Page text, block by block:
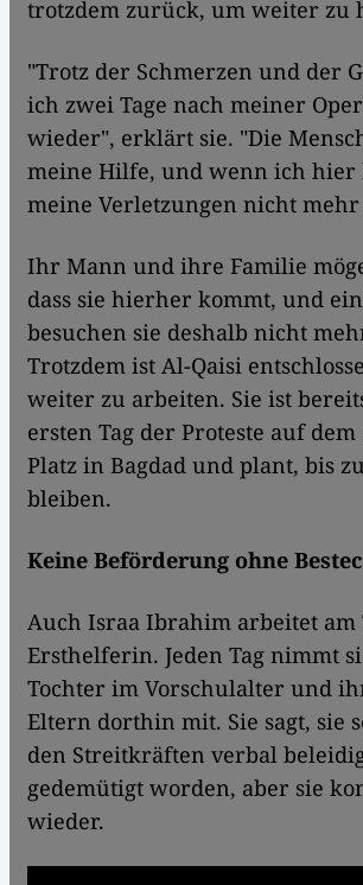
trotzdem zurück, um weiter zu
"Trotz der Schmerzen und der
ich zwei Tage nach meiner
wieder", erklärt sie. "Die
meine Hilfe, und wenn ich hier
meine Verletzungen nicht mehr
Ihr Mann und ihre Familie
dass sie hierher kommt, und
besuchen sie deshalb nicht
Trotzdem ist Al-Qaisi
weiter zu arbeiten. Sie ist
ersten Tag der Proteste auf
Platz in Bagdad und plant, bis
bleiben.
Keine Beförderung ohne
Auch Israa Ibrahim arbeitet
Ersthelferin. Jeden Tag nimmt
Tochter im Vorschulalter und
Eltern dorthin mit. Sie sagt, sie
den Streitkräften verbal
gedemütigt worden, aber sie
wieder.